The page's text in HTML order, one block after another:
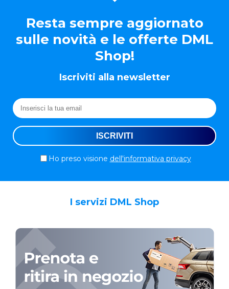
Resta sempre aggiornato
sulle novità e le offerte DML
Shop!
Iscriviti alla newsletter
Ho preso visione dell'informativa privacy
I servizi DML Shop